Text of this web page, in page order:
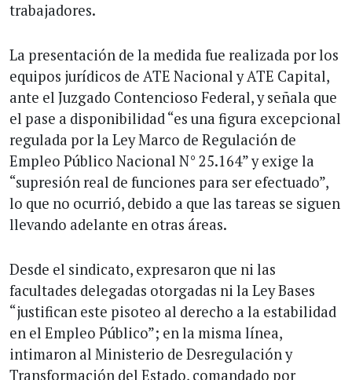
trabajadores.
La presentación de la medida fue realizada por los
equipos jurídicos de ATE Nacional y ATE Capital,
ante el Juzgado Contencioso Federal, y señala que
el pase a disponibilidad “es una figura excepcional
regulada por la Ley Marco de Regulación de
Empleo Público Nacional N° 25.164” y exige la
“supresión real de funciones para ser efectuado”,
lo que no ocurrió, debido a que las tareas se siguen
llevando adelante en otras áreas.
Desde el sindicato, expresaron que ni las
facultades delegadas otorgadas ni la Ley Bases
“justifican este pisoteo al derecho a la estabilidad
en el Empleo Público”; en la misma línea,
intimaron al Ministerio de Desregulación y
Transformación del Estado, comandado por